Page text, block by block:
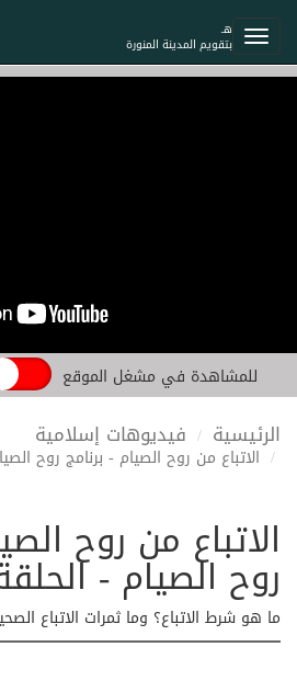
هـ
بتقويم المدينة المنورة
للمشاهدة في مشغل الموقع
الرئيسية فيديوهات إسلامية
الاتباع من روح الصيام - برنامج روح
الاتباع من روح
روح الصيام -
ما هو شرط الاتباع؟ وما ثمرات الاتباع